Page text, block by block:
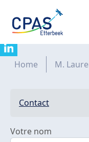
Contacter M.
Fil d'Ariane
Home M.
Contact
Votre nom